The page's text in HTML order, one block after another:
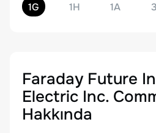
1G 1H 1A
Faraday Future
Electric Inc.
Hakkında